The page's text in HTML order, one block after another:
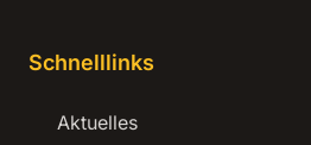
Schnelllinks
Aktuelles